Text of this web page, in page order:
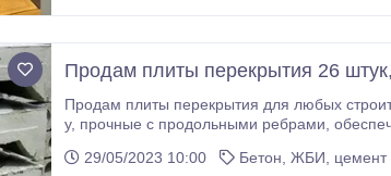
Продам плиты перекрытия 26
Продам плиты перекрытия для любых строительных объектов, Советские ребристые
у, прочные с продольными ребрами, обеспечивающими высокую жесткость ЖБИ. Размер - длина 6 м. ширина 1, 5 м.. Количество
29/05/2023 10:00
Бетон, ЖБИ, цемент